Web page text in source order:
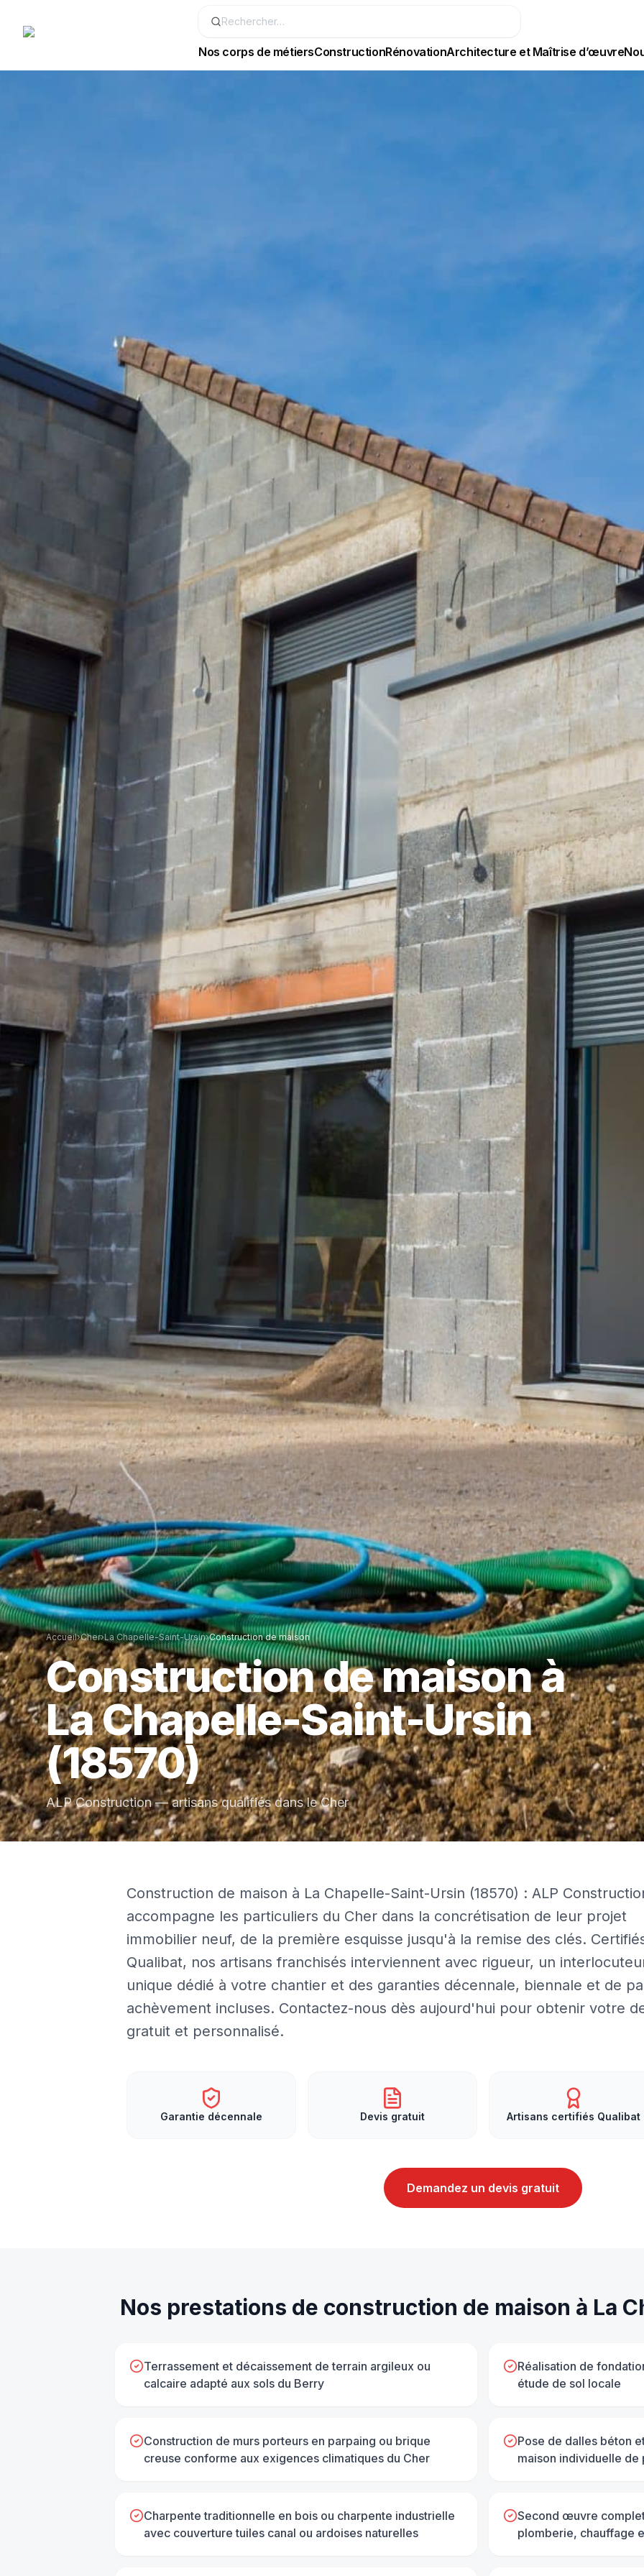
Nos corps de métiersConstructionRénovationArchitecture et Maîtrise d’œuvre
Accueil›Cher›La Chapelle-Saint-Ursin›Construction de maison
Construction de maisonà
La Chapelle-Saint-Ursin
(18570)
ALP Construction — artisans qualifiés dans leCher
Construction de maison à La Chapelle-Saint-Ursin (18570) : ALP
accompagne les particuliers du Cher dans la concrétisation de leur projet
immobilier neuf, de la première esquisse jusqu'à la remise des clés.
Qualibat, nos artisans franchisés interviennent avec rigueur, un
unique dédié à votre chantier et des garanties décennale, biennale et de
achèvement incluses. Contactez-nous dès aujourd'hui pour obtenir votre
gratuit et personnalisé.
Garantie décennale Devis gratuit Artisans certifiés Qualibat
Demandez un devis gratuit
Nos prestations de construction de maison à La
Terrassement et décaissement de terrain argileux ou
calcaire adapté aux sols du Berry
Réalisation de
étude de sol locale
Construction de murs porteurs en parpaing ou brique
creuse conforme aux exigences climatiques du Cher
Pose de dalles béton
maison individuelle
Charpente traditionnelle en bois ou charpente industrielle
avec couverture tuiles canal ou ardoises naturelles
Second œuvre
plomberie, chauffage